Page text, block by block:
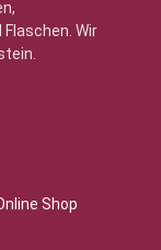
Wir